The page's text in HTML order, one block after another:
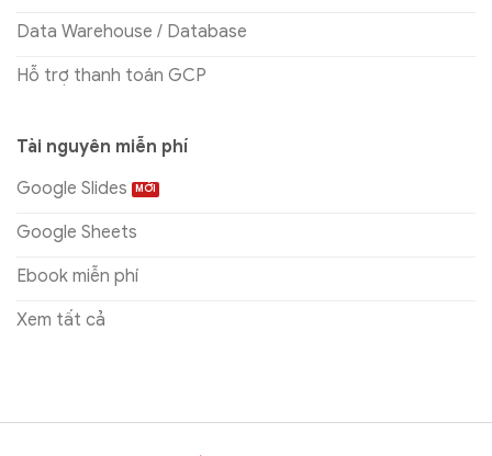
Data Warehouse / Database
Hỗ trợ thanh toán GCP
Tài nguyên miễn phí
Google Slides
Google Sheets
Ebook miễn phí
Xem tất cả